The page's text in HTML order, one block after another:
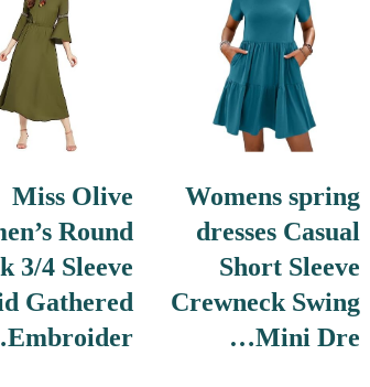
Womens spring
dresses Casual
Short Sleeve
Crewneck Swing
Mini Dre…
Miss Olive
Round
3/4 Sleeve
Gathered
Embroider…